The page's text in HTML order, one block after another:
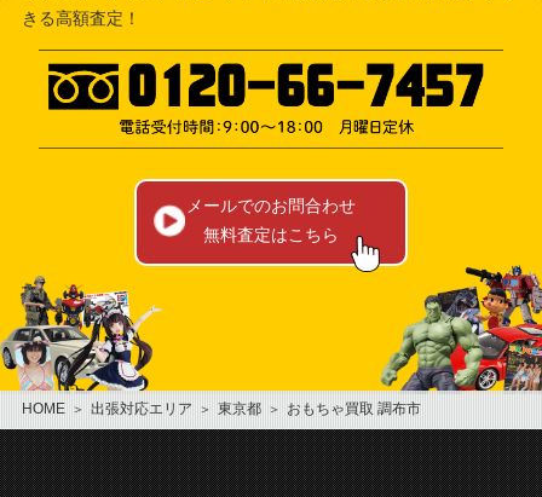
HOME 出張対応エリア 東京都 おもちゃ買取 調布市
きる高額査定！
メールでのお問合わせ
無料査定はこちら